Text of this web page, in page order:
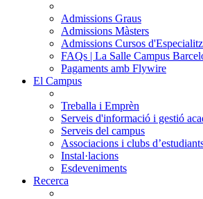
Admissions Graus
Admissions Màsters
Admissions Cursos
FAQs | La Salle Campus
Pagaments amb Flywire
El Campus
Treballa i Emprèn
Serveis d'informació i gestió
Serveis del campus
Associacions i clubs
Instal·lacions
Esdeveniments
Recerca